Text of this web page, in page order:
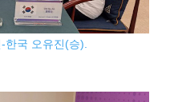
한국 오유진(승).